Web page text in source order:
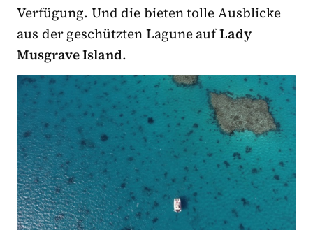
Verfügung. Und die bieten tolle Ausblicke
aus der geschützten Lagune aufLady
Musgrave Island.